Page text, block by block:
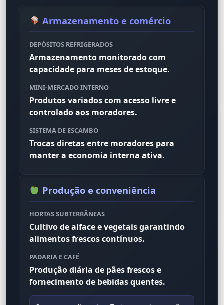
Armazenamento e comércio
DEPÓSITOS REFRIGERADOS
Armazenamento monitorado com
capacidade para meses de estoque.
MINI-MERCADO INTERNO
Produtos variados com acesso livre e
controlado aos moradores.
SISTEMA DE ESCAMBO
Trocas diretas entre moradores para
manter a economia interna ativa.
Produção e conveniência
HORTAS SUBTERRÂNEAS
Cultivo de alface e vegetais garantindo
alimentos frescos contínuos.
PADARIA E CAFÉ
Produção diária de pães frescos e
fornecimento de bebidas quentes.